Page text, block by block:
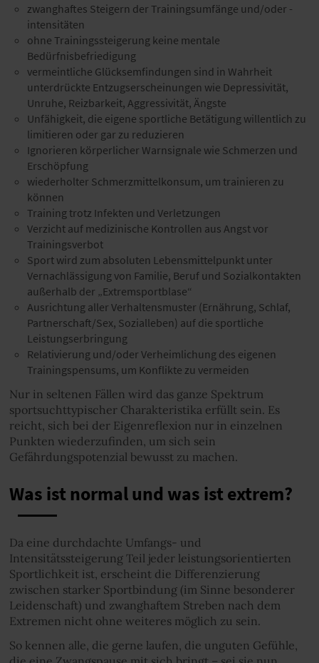
zwanghaftes Steigern der Trainingsumfänge und/oder -
intensitäten
ohne Trainingssteigerung keine mentale
Bedürfnisbefriedigung
vermeintliche Glücksemfindungen sind in Wahrheit
unterdrückte Entzugserscheinungen wie Depressivität,
Unruhe, Reizbarkeit, Aggressivität, Ängste
Unfähigkeit, die eigene sportliche Betätigung willentlich zu
limitieren oder gar zu reduzieren
Ignorieren körperlicher Warnsignale wie Schmerzen und
Erschöpfung
wiederholter Schmerzmittelkonsum, um trainieren zu
können
Training trotz Infekten und Verletzungen
Verzicht auf medizinische Kontrollen aus Angst vor
Trainingsverbot
Sport wird zum absoluten Lebensmittelpunkt unter
Vernachlässigung von Familie, Beruf und Sozialkontakten
außerhalb der „Extremsportblase“
Ausrichtung aller Verhaltensmuster (Ernährung, Schlaf,
Partnerschaft/Sex, Sozialleben) auf die sportliche
Leistungserbringung
Relativierung und/oder Verheimlichung des eigenen
Trainingspensums, um Konflikte zu vermeiden
Nur in seltenen Fällen wird das ganze Spektrum
sportsuchttypischer Charakteristika erfüllt sein. Es
reicht, sich bei der Eigenreflexion nur in einzelnen
Punkten wiederzufinden, um sich sein
Gefährdungspotenzial bewusst zu machen.
Was ist normal und was ist extrem?
Da eine durchdachte Umfangs- und
Intensitätssteigerung Teil jeder leistungsorientierten
Sportlichkeit ist, erscheint die Differenzierung
zwischen starker Sportbindung (im Sinne besonderer
Leidenschaft) und zwanghaftem Streben nach dem
Extremen nicht ohne weiteres möglich zu sein.
So kennen alle, die gerne laufen, die unguten Gefühle,